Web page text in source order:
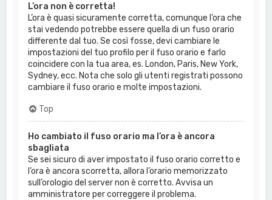
L’ora non è corretta!
L’ora è quasi sicuramente corretta, comunque l’ora che
stai vedendo potrebbe essere quella di un fuso orario
differente dal tuo. Se così fosse, devi cambiare le
impostazioni del tuo profilo per il fuso orario e farlo
coincidere con la tua area, es. London, Paris, New York,
Sydney, ecc. Nota che solo gli utenti registrati possono
cambiare il fuso orario e molte impostazioni.
Top
Ho cambiato il fuso orario ma l’ora è ancora
sbagliata
Se sei sicuro di aver impostato il fuso orario corretto e
l’ora è ancora scorretta, allora l’orario memorizzato
sull’orologio del server non è corretto. Avvisa un
amministratore per correggere il problema.